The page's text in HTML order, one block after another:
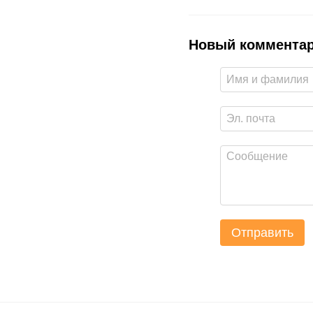
Новый
Отправить